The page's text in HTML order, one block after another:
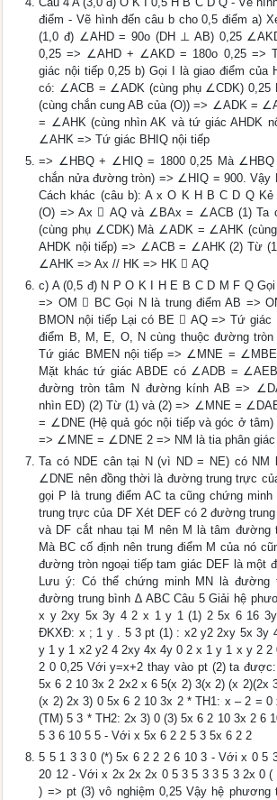
điểm - Vẽ hình đến câu b cho 0,5 điểm a)
(1,0 đ) ∠AHD = 90o (DH ⊥ AB) 0,25
0,25 => ∠AHD + ∠AKD = 180o 0,25 =>
giác nội tiếp 0,25 b) Gọi I là giao điểm của
có: ∠ACB = ∠ADK (cùng phụ ∠CDK)
(cùng chắn cung AB của (O)) => ∠ADK =
= ∠AHK (cùng nhìn AK và tứ giác AHDK
∠AHK => Tứ giác BHIQ nội tiếp
=> ∠HBQ + ∠HIQ = 1800 0,25 Mà ∠HBQ
chắn nửa đường tròn) => ∠HIQ = 900. Vậy
Cách khác (câu b): A x O K H B C D Q Kẻ
(O) => Ax  AQ và ∠BAx = ∠ACB (1) Ta
(cùng phụ ∠CDK) Mà ∠ADK = ∠AHK
AHDK nội tiếp) => ∠ACB = ∠AHK (2) Từ
∠AHK => Ax // HK => HK  AQ
c) A (0,5 đ) N P O K I H E B C D M F Q
=> OM  BC Gọi N là trung điểm AB =>
BMON nội tiếp Lại có BE  AQ => Tứ giác
điểm B, M, E, O, N cùng thuộc đường
Tứ giác BMEN nội tiếp => ∠MNE =
Mặt khác tứ giác ABDE có ∠ADB =
đường tròn tâm N đường kính AB =>
nhìn ED) (2) Từ (1) và (2) => ∠MNE =
= ∠DNE (Hệ quả góc nội tiếp và góc ở
=> ∠MNE = ∠DNE 2 => NM là tia phân
Ta có NDE cân tại N (vì ND = NE) có NM
∠DNE nên đồng thời là đường trung trực
gọi P là trung điểm AC ta cũng chứng
trung trực của DF Xét DEF có 2 đường
và DF cắt nhau tại M nên M là tâm đường
Mà BC cố định nên trung điểm M của nó
đường tròn ngoại tiếp tam giác DEF là một
Lưu ý: Có thể chứng minh MN là đường
đường trung bình ∆ ABC Câu 5 Giải hệ
x y 2xy 5x 3y 4 2 x 1 y 1 (1) 2 5x 6 16
ĐKXĐ: x ; 1 y . 5 3 pt (1) : x2 y2 2xy 5x 3y
y 1 y 1 x2 y2 4 2xy 4x 4y 0 2 x 1 y 1 x y 2
2 0 0,25 Với y=x+2 thay vào pt (2) ta
5x 6 2 10 3x 2 2x2 x 6 5(x 2) 3(x 2) (x 2)(2x
(x 2) 2x 3) 0 5x 6 2 10 3x 2 * TH1: x – 2 =
(TM) 5 3 * TH2: 2x 3) 0 (3) 5x 6 2 10 3x 2 6
5 3 6 10 5 5 - Với x 5x 6 2 2 5 3 5x 6 2 2
5 5 1 3 3 0 (*) 5x 6 2 2 2 6 10 3 - Với x 0 5
20 12 - Với x 2x 2x 2x 0 5 3 5 3 3 5 3 2x 0 (
) => pt (3) vô nghiệm 0,25 Vậy hệ phương